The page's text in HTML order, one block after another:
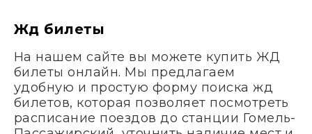
Жд билеты
На нашем сайте вы можете купить ЖД
билеты онлайн. Мы предлагаем
удобную и простую форму поиска жд
билетов, которая позволяет посмотреть
расписание поездов до станции Гомель-